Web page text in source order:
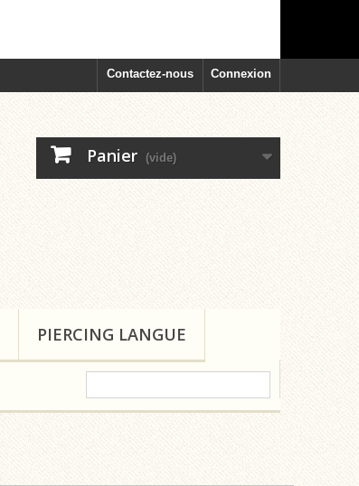
Connexion
Contactez-nous
Panier (vide)
PIERCING LANGUE